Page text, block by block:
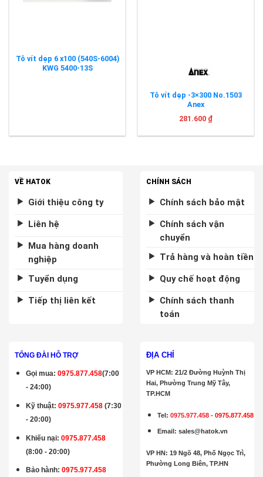
Tô vít dẹp 6 x100 (540S-6004)
KWG 5400-13S
Tô vít dẹp -3×300 No.1503
Anex
281.600 ₫
VỀ HATOK
Giới thiệu công ty
Liên hệ
Mua hàng doanh
nghiệp
Tuyển dụng
Tiếp thị liên kết
CHÍNH SÁCH
Chính sách bảo mật
Chính sách vận
chuyển
Trả hàng và hoàn tiền
Quy chế hoạt động
Chính sách thanh
toán
TỔNG ĐÀI HỖ TRỢ
Gọi mua:0975.877.458(7:00
- 24:00)
Kỹ thuật:0975.977.458 (7:30
- 20:00)
Khiếu nại: 0975.877.458
(8:00 - 20:00)
Bảo hành:0975.977.458
ĐỊA CHỈ
VP HCM: 21/2 Đường Huỳnh Thị
Hai, Phường Trung Mỹ Tây,
TP.HCM
Tel:0975.977.458 -0975.877.458
Email:sales@hatok.vn
VP HN: 19 Ngõ 48, Phố Ngọc Trì,
Phường Long Biên, TP.HN